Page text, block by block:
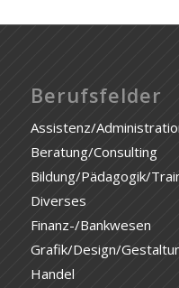
Berufsfelder
Assistenz/
Beratung/Consulting
Bildung/Pädagogik/
Diverses
Finanz-/Bankwesen
Grafik/Design/
Handel